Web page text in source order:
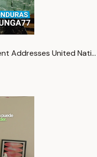
Addresses United Nati…